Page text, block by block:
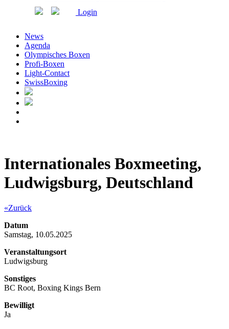
Login
News
Agenda
Olympisches Boxen
Profi-Boxen
Light-Contact
SwissBoxing
Internationales Boxmeeting,
Ludwigsburg, Deutschland
«Zurück
Datum
Samstag, 10.05.2025
Veranstaltungsort
Ludwigsburg
Sonstiges
BC Root, Boxing Kings Bern
Bewilligt
Ja